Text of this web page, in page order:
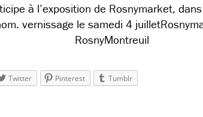
à l’exposition de Rosnymarket,
vernissage le samedi 4
RosnyMontreuil
Twitter Pinterest Tumblr